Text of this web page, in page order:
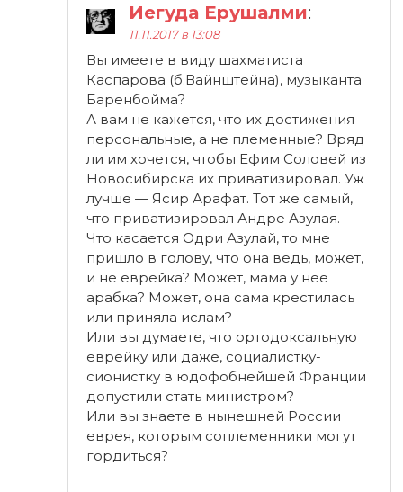
Иегуда Ерушалми:
11.11.2017 в 13:08
Вы имеете в виду шахматиста
Каспарова (б.Вайнштейна), музыканта
Баренбойма?
А вам не кажется, что их достижения
персональные, а не племенные? Вряд
ли им хочется, чтобы Ефим Соловей из
Новосибирска их приватизировал. Уж
лучше — Ясир Арафат. Тот же самый,
что приватизировал Андре Азулая.
Что касается Одри Азулай, то мне
пришло в голову, что она ведь, может,
и не еврейка? Может, мама у нее
арабка? Может, она сама крестилась
или приняла ислам?
Или вы думаете, что ортодоксальную
еврейку или даже, социалистку-
сионистку в юдофобнейшей Франции
допустили стать министром?
Или вы знаете в нынешней России
еврея, которым соплеменники могут
гордиться?